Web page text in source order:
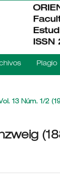
Plagio
13 Núm. 1/2